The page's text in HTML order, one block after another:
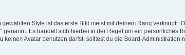
Style ist das erste Bild meist mit deinem Rang verknüpft:
Es handelt sich hierbei in der Regel um ein persönliches
Avatar benutzen darfst, solltest du die Board-Administration